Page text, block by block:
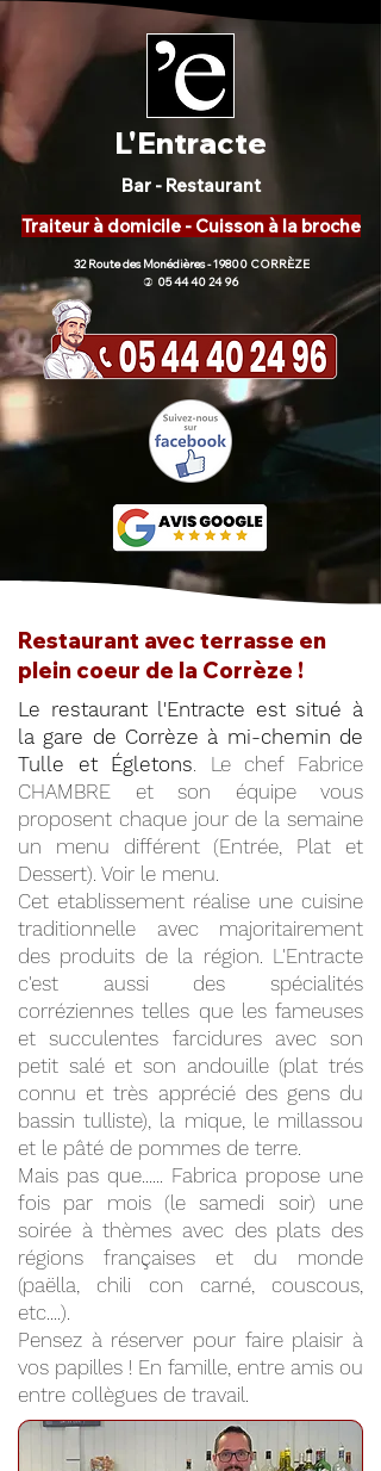
L'Entracte
Bar - Restaurant
Traiteur à domicile - Cuisson à la broche
32 Route des Monédières - 19800 CORRÈZE
) 05 44 40 24 96
Restaurant avec terrasse en
plein coeur de la Corrèze !
Le restaurant l'Entracte est situé à
la gare de Corrèze à mi-chemin de
Tulle et Égletons. Le chef Fabrice
CHAMBRE et son équipe vous
proposent chaque jour de la semaine
un menu différent (Entrée, Plat et
Dessert). Voir le menu.
Cet etablissement réalise une cuisine
traditionnelle avec majoritairement
des produits de la région. L'Entracte
c'est aussi des spécialités
corréziennes telles que les fameuses
et succulentes farcidures avec son
petit salé et son andouille (plat trés
connu et très apprécié des gens du
bassin tulliste), la mique, le millassou
et le pâté de pommes de terre.
Mais pas que...... Fabrica propose une
fois par mois (le samedi soir) une
soirée à thèmes avec des plats des
régions françaises et du monde
(paëlla, chili con carné, couscous,
etc....).
Pensez à réserver pour faire plaisir à
vos papilles ! En famille, entre amis ou
entre collègues de travail.